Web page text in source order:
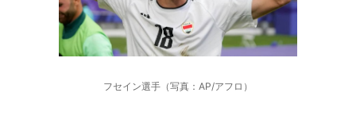
フセイン選手（写真：AP/アフロ）